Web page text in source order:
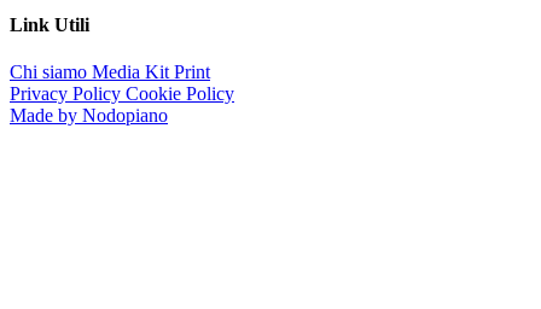
Link Utili
Chi siamo Media Kit Print
Privacy Policy Cookie Policy
Made by Nodopiano